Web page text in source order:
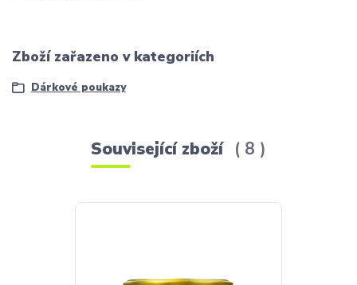
Zboží zařazeno v kategoriích
Dárkové poukazy
Související zboží 8